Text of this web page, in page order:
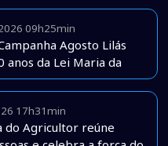
09h25min
Agosto Lilás
anos da Lei Maria da
17h31min
do Agricultor reúne